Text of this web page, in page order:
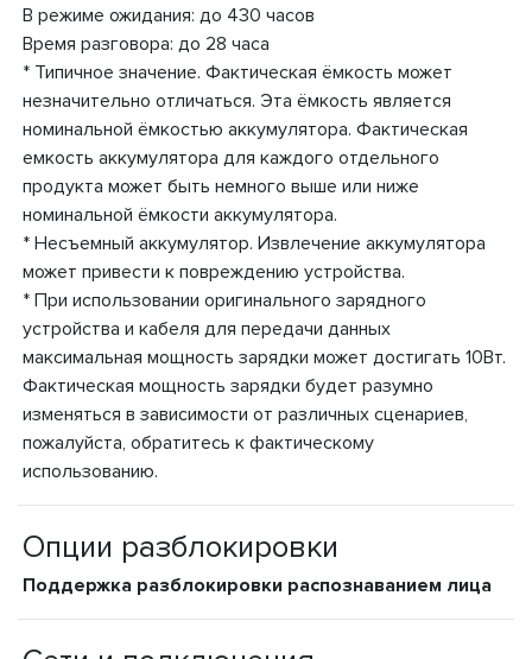
В режиме ожидания: до 430 часов
Время разговора: до 28 часа
* Типичное значение. Фактическая ёмкость может
незначительно отличаться. Эта ёмкость является
номинальной ёмкостью аккумулятора. Фактическая
емкость аккумулятора для каждого отдельного
продукта может быть немного выше или ниже
номинальной ёмкости аккумулятора.
* Несъемный аккумулятор. Извлечение аккумулятора
может привести к повреждению устройства.
* При использовании оригинального зарядного
устройства и кабеля для передачи данных
максимальная мощность зарядки может достигать 10Вт.
Фактическая мощность зарядки будет разумно
изменяться в зависимости от различных сценариев,
пожалуйста, обратитесь к фактическому
использованию.
Опции разблокировки
Поддержка разблокировки распознаванием лица